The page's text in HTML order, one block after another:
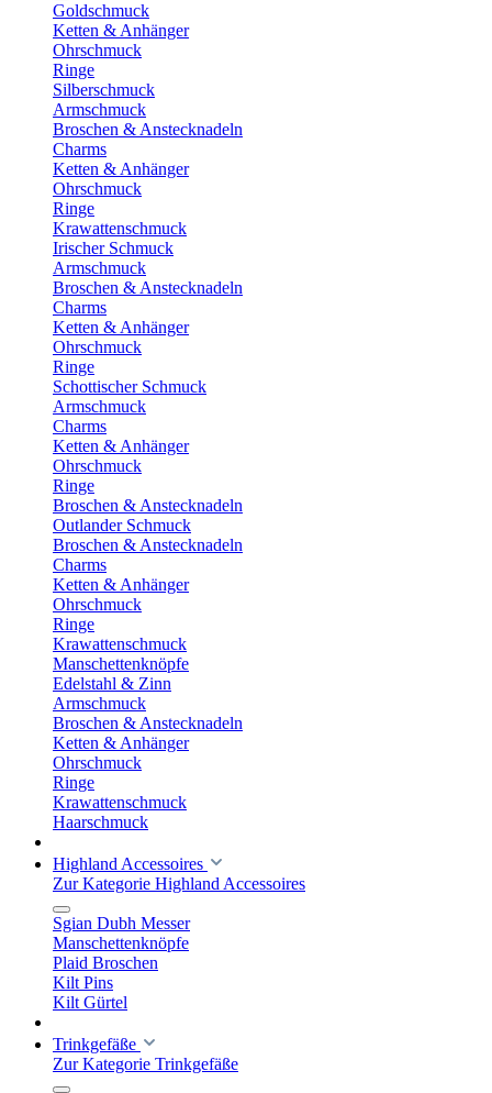
Goldschmuck
Ketten & Anhänger
Ohrschmuck
Ringe
Silberschmuck
Armschmuck
Broschen & Anstecknadeln
Charms
Ketten & Anhänger
Ohrschmuck
Ringe
Krawattenschmuck
Irischer Schmuck
Armschmuck
Broschen & Anstecknadeln
Charms
Ketten & Anhänger
Ohrschmuck
Ringe
Schottischer Schmuck
Armschmuck
Charms
Ketten & Anhänger
Ohrschmuck
Ringe
Broschen & Anstecknadeln
Outlander Schmuck
Broschen & Anstecknadeln
Charms
Ketten & Anhänger
Ohrschmuck
Ringe
Krawattenschmuck
Manschettenknöpfe
Edelstahl & Zinn
Armschmuck
Broschen & Anstecknadeln
Ketten & Anhänger
Ohrschmuck
Ringe
Krawattenschmuck
Haarschmuck
Highland Accessoires
Zur Kategorie Highland Accessoires
Sgian Dubh Messer
Manschettenknöpfe
Plaid Broschen
Kilt Pins
Kilt Gürtel
Trinkgefäße
Zur Kategorie Trinkgefäße